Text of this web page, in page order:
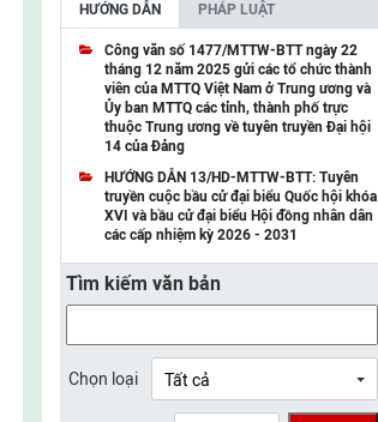
UBMTTQ Việt Nam tỉnh Cao Bằng
UBMTTQ Việt Nam tỉnh Lạng Sơn
UBMTTQ Việt Nam tỉnh Lai Châu
UBMTTQ Việt Nam tỉnh Điện Biên
UBMTTQ Việt Nam tỉnh Sơn La
UBMTTQ Việt Nam tỉnh Thanh Hóa
UBMTTQ Việt Nam tỉnh Nghệ An
UBMTTQ Việt Nam tỉnh Lào Cai
HƯỚNG DẪN PHÁP LUẬT
Công văn số 1477/MTTW-BTT ngày 22
tháng 12 năm 2025 gửi các tổ chức thành
viên của MTTQ Việt Nam ở Trung ương và
Ủy ban MTTQ các tỉnh, thành phố trực
thuộc Trung ương về tuyên truyền Đại hội
14 của Đảng
HƯỚNG DẪN 13/HD-MTTW-BTT: Tuyên
truyền cuộc bầu cử đại biểu Quốc hội khóa
XVI và bầu cử đại biểu Hội đồng nhân dân
các cấp nhiệm kỳ 2026 - 2031
Tìm kiếm văn bản
Chọn loại